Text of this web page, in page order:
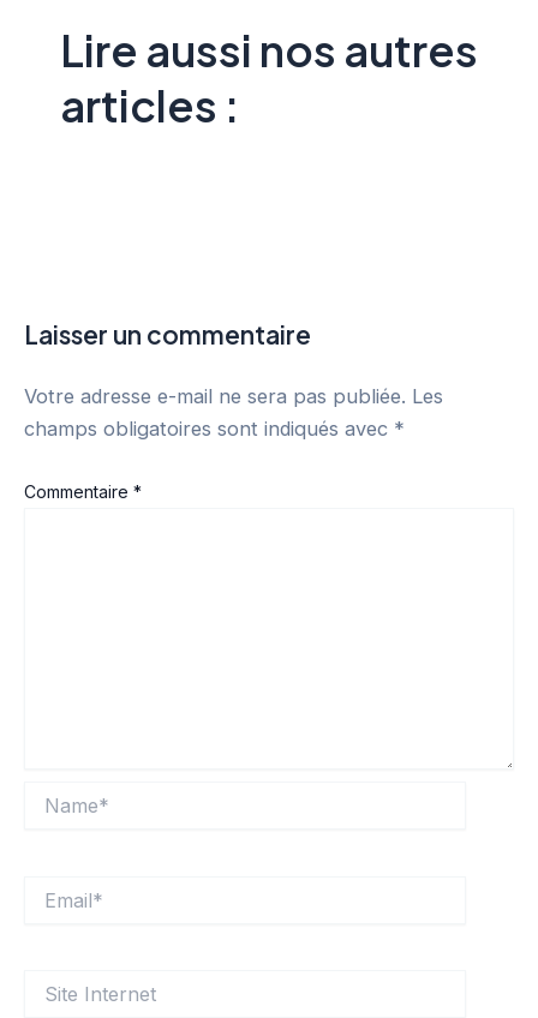
Lire aussi nos autres
articles :
Laisser un commentaire
Votre adresse e-mail ne sera pas publiée. Les
champs obligatoires sont indiqués avec *
Commentaire *
Internet